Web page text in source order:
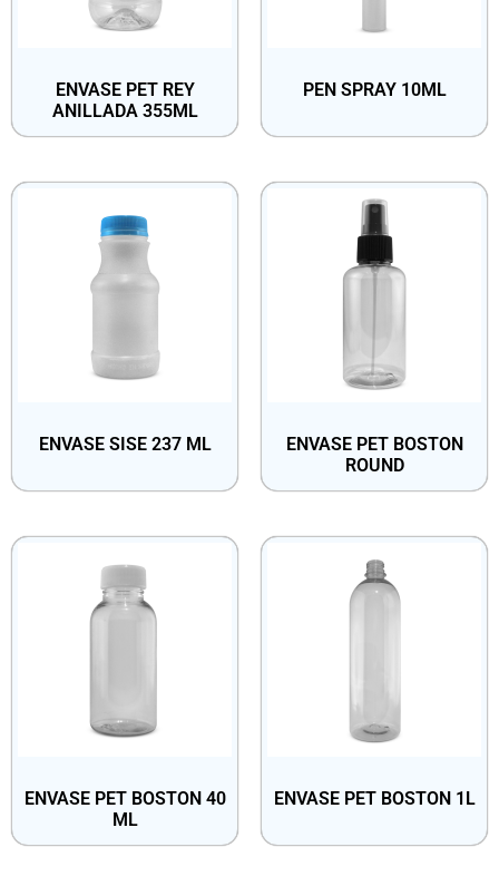
ENVASE PET REY
ANILLADA 355ML
PEN SPRAY 10ML
ENVASE SISE 237 ML
ENVASE PET BOSTON
ROUND
ENVASE PET BOSTON 40
ML
ENVASE PET BOSTON 1L